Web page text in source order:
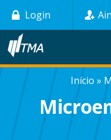
Pular
para
conteúdo
principal
Login
Início